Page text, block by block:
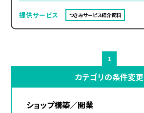
提供サービス つきみサービス紹介資料
1
カテゴリの条件変更
ショップ構築／開業